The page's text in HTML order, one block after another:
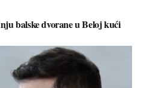
balske dvorane u Beloj kući